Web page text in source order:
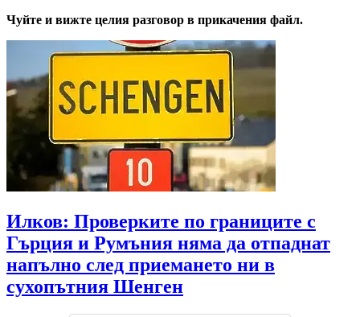
Чуйте и вижте целия разговор в прикачения файл.
Илков: Проверките по границите с
Гърция и Румъния няма да отпаднат
напълно след приемането ни в
сухопътния Шенген